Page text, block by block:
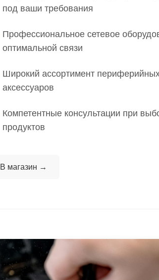
под ваши требования
Профессиональное сетевое
оптимальной связи
Широкий ассортимент
аксессуаров
Компетентные консультации при
продуктов
В магазин →